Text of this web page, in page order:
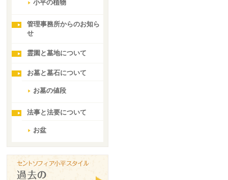
小平の植物
管理事務所からのお知ら
せ
霊園と墓地について
お墓と墓石について
お墓の値段
法事と法要について
お盆